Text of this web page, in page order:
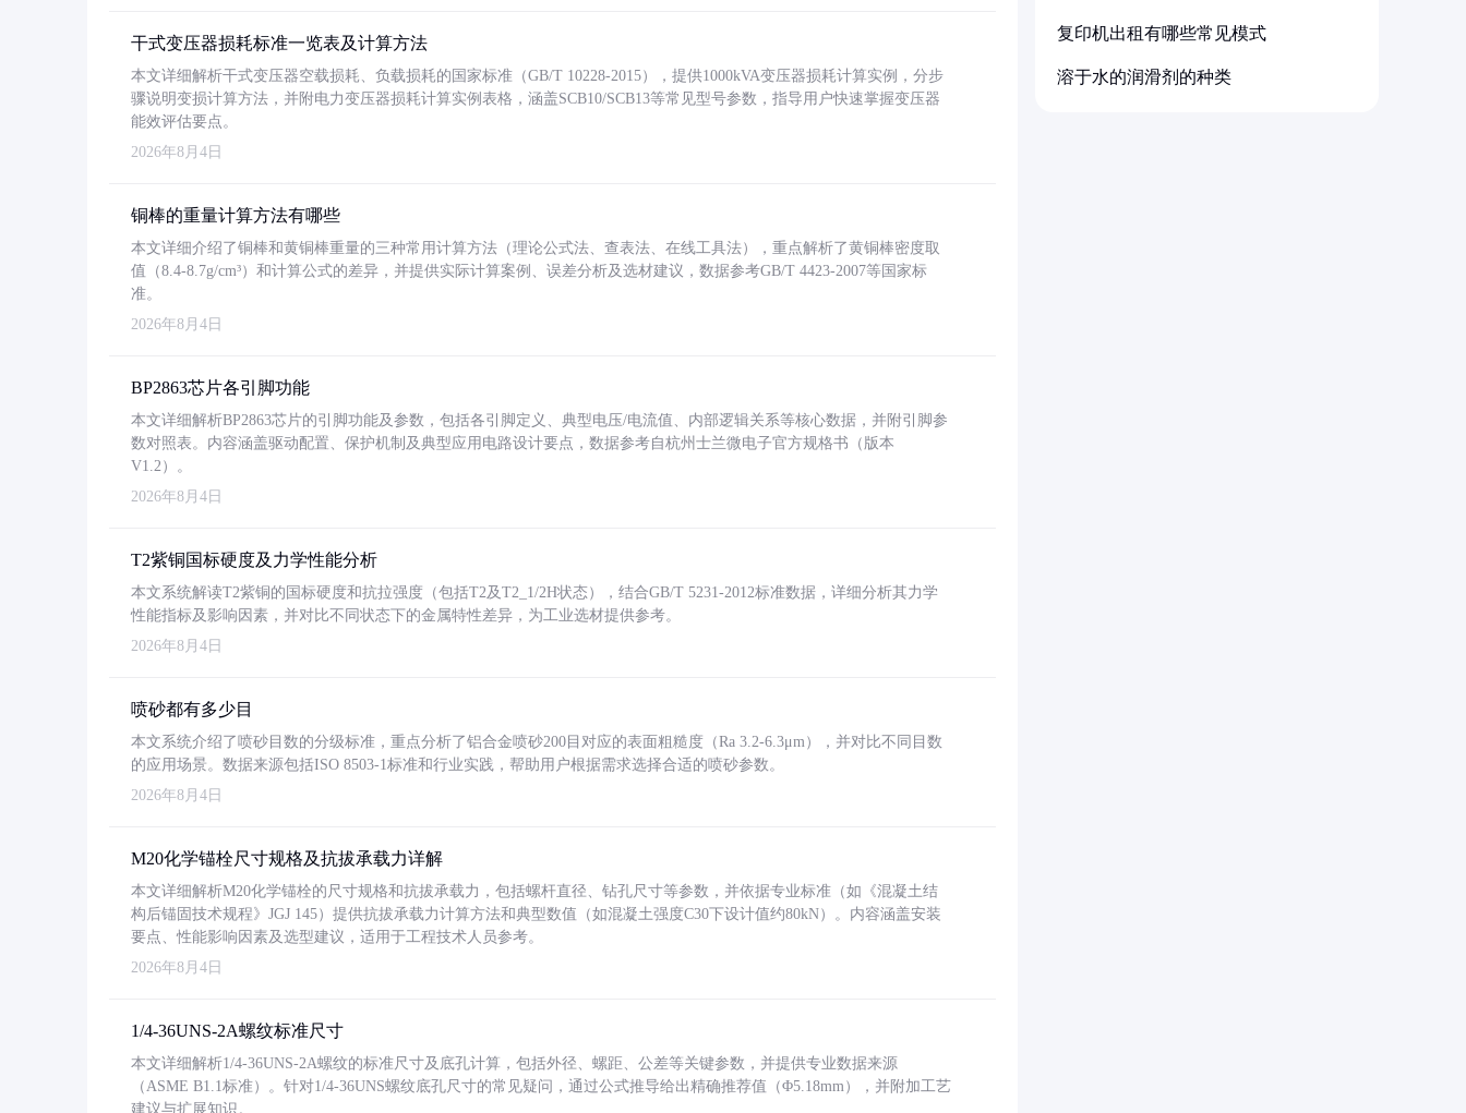
干式变压器损耗标准一览表及计算方法
本文详细解析干式变压器空载损耗、负载损耗的国家标准（GB/T 10228-2015），提供1000kVA变压器损耗计算实例，分步
骤说明变损计算方法，并附电力变压器损耗计算实例表格，涵盖SCB10/SCB13等常见型号参数，指导用户快速掌握变压器
能效评估要点。
2026年8月4日
铜棒的重量计算方法有哪些
本文详细介绍了铜棒和黄铜棒重量的三种常用计算方法（理论公式法、查表法、在线工具法），重点解析了黄铜棒密度取
值（8.4-8.7g/cm³）和计算公式的差异，并提供实际计算案例、误差分析及选材建议，数据参考GB/T 4423-2007等国家标
准。
2026年8月4日
BP2863芯片各引脚功能
本文详细解析BP2863芯片的引脚功能及参数，包括各引脚定义、典型电压/电流值、内部逻辑关系等核心数据，并附引脚参
数对照表。内容涵盖驱动配置、保护机制及典型应用电路设计要点，数据参考自杭州士兰微电子官方规格书（版本
V1.2）。
2026年8月4日
T2紫铜国标硬度及力学性能分析
本文系统解读T2紫铜的国标硬度和抗拉强度（包括T2及T2_1/2H状态），结合GB/T 5231-2012标准数据，详细分析其力学
性能指标及影响因素，并对比不同状态下的金属特性差异，为工业选材提供参考。
2026年8月4日
喷砂都有多少目
本文系统介绍了喷砂目数的分级标准，重点分析了铝合金喷砂200目对应的表面粗糙度（Ra 3.2-6.3μm），并对比不同目数
的应用场景。数据来源包括ISO 8503-1标准和行业实践，帮助用户根据需求选择合适的喷砂参数。
2026年8月4日
M20化学锚栓尺寸规格及抗拔承载力详解
本文详细解析M20化学锚栓的尺寸规格和抗拔承载力，包括螺杆直径、钻孔尺寸等参数，并依据专业标准（如《混凝土结
构后锚固技术规程》JGJ 145）提供抗拔承载力计算方法和典型数值（如混凝土强度C30下设计值约80kN）。内容涵盖安装
要点、性能影响因素及选型建议，适用于工程技术人员参考。
2026年8月4日
1/4-36UNS-2A螺纹标准尺寸
本文详细解析1/4-36UNS-2A螺纹的标准尺寸及底孔计算，包括外径、螺距、公差等关键参数，并提供专业数据来源
（ASME B1.1标准）。针对1/4-36UNS螺纹底孔尺寸的常见疑问，通过公式推导给出精确推荐值（Φ5.18mm），并附加工艺
建议与扩展知识。
复印机出租有哪些常见模式
溶于水的润滑剂的种类